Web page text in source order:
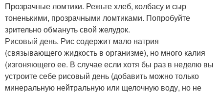
Прозрачные ломтики. Режьте хлеб, колбасу и сыр
тоненькими, прозрачными ломтиками. Попробуйте
зрительно обмануть свой желудок.
Рисовый день. Рис содержит мало натрия
(связывающего жидкость в организме), но много калия
(изгоняющего ее. В случае если хотя бы раз в неделю вы
устроите себе рисовый день (добавить можно только
минеральную нейтральную или щелочную воду, но не